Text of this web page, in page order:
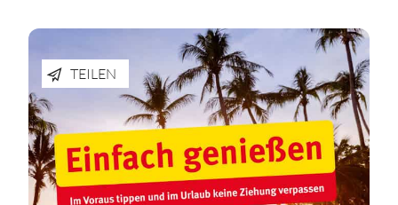
TEILEN